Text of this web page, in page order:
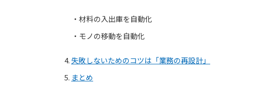
・材料の入出庫を自動化
・モノの移動を自動化
4.失敗しないためのコツは「業務の再設計」
5. まとめ